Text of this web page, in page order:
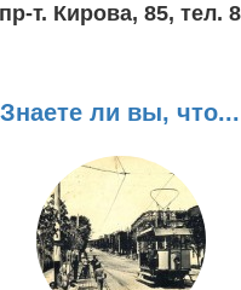
т. Кирова, 85, тел.
Знаете ли вы, что...